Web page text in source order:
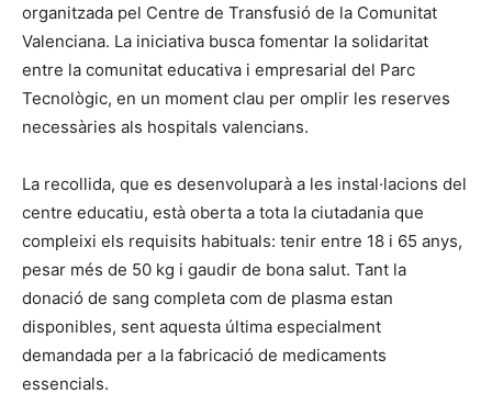
organitzada pel Centre de Transfusió de la Comunitat
Valenciana. La iniciativa busca fomentar la solidaritat
entre la comunitat educativa i empresarial del Parc
Tecnològic, en un moment clau per omplir les reserves
necessàries als hospitals valencians.
La recollida, que es desenvoluparà a les instal·lacions del
centre educatiu, està oberta a tota la ciutadania que
compleixi els requisits habituals: tenir entre 18 i 65 anys,
pesar més de 50 kg i gaudir de bona salut. Tant la
donació de sang completa com de plasma estan
disponibles, sent aquesta última especialment
demandada per a la fabricació de medicaments
essencials.